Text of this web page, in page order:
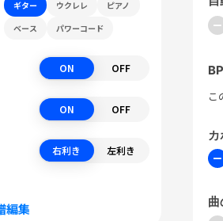
ギター ウクレレ
ピアノ
ベース
パワーコード
ON OFF
ON OFF
右利き 左利き
編集
ー
こ
カ
ー
曲